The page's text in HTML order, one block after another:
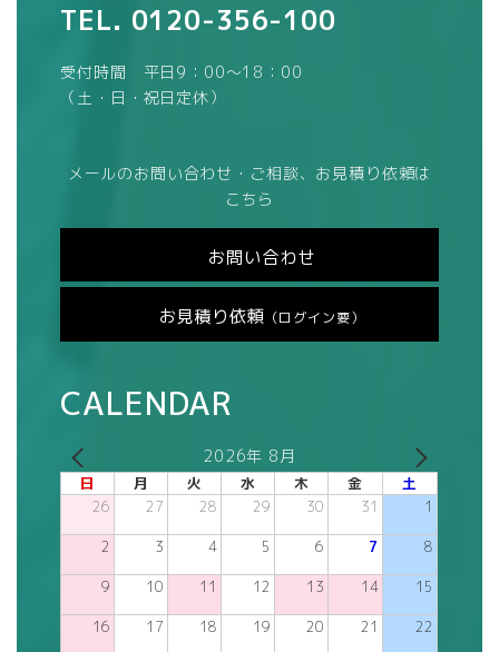
TEL. 0120-356-100
受付時間 平日9：00～18：00
（土・日・祝日定休）
メールのお問い合わせ・ご相談、お見積り依頼は
こちら
お問い合わせ
お見積り依頼 （ログイン要）
CALENDAR
2026年 8月
日 月 火 水 木 金 土
26 27 28 29 30 31 1
2 3 4 5 6 7 8
9 10 11 12 13 14 15
16 17 18 19 20 21 22